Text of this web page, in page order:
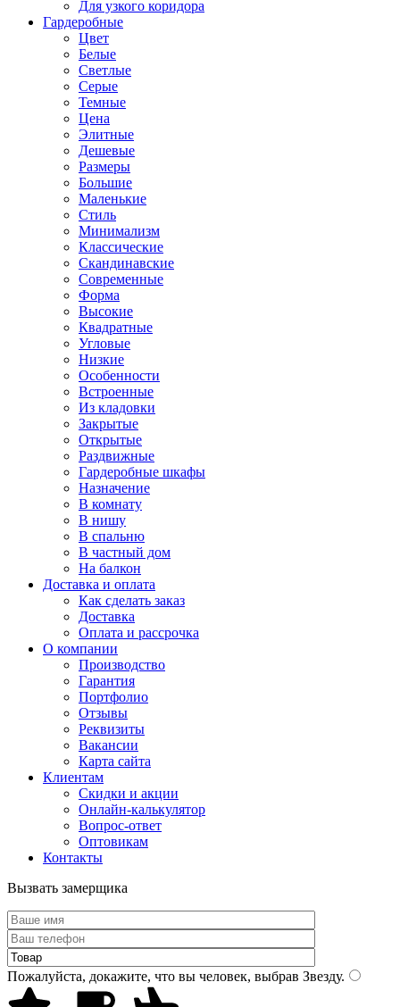
Для узкого коридора
Гардеробные
Цвет
Белые
Светлые
Серые
Темные
Цена
Элитные
Дешевые
Размеры
Большие
Маленькие
Стиль
Минимализм
Классические
Скандинавские
Современные
Форма
Высокие
Квадратные
Угловые
Низкие
Особенности
Встроенные
Из кладовки
Закрытые
Открытые
Раздвижные
Гардеробные шкафы
Назначение
В комнату
В нишу
В спальню
В частный дом
На балкон
Доставка и оплата
Как сделать заказ
Доставка
Оплата и рассрочка
О компании
Производство
Гарантия
Портфолио
Отзывы
Реквизиты
Вакансии
Карта сайта
Клиентам
Скидки и акции
Онлайн-калькулятор
Вопрос-ответ
Оптовикам
Контакты
Вызвать замерщика
Пожалуйста, докажите, что вы человек, выбрав Звезду.